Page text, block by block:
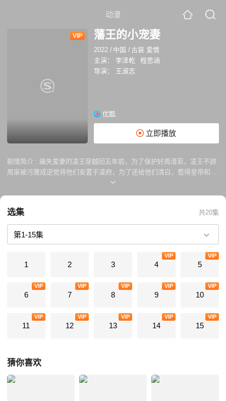
动漫
VIP 藩王的小宠妻
2022 / 中国 / 古装 爱情
主演：
李泽乾
程思涵
导演：
王淑志
优酷
立即播放
剧情简介 : 痛失爱妻的凌王穿越回五年前，为了保护好周清若，凌王不顾
周家被污蔑成逆党将他们安置于凌府，为了还给他们清白，惹得皇帝和诸
多大臣不悦，皇帝忌惮他的地位，联手奸臣要用周清若一家威胁凌王，凌
选集 共20集
1 2 3 4
VIP
5
VIP
6
VIP
7
VIP
8
VIP
9
VIP
10
VIP
11
VIP
12
VIP
13
VIP
14
VIP
15
VIP
猜你喜欢